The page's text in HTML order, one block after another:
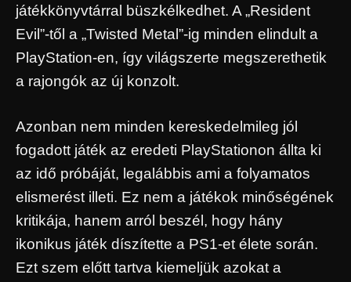
játékkönyvtárral büszkélkedhet. A „Resident
Evil”-től a „Twisted Metal”-ig minden elindult a
PlayStation-en, így világszerte megszerethetik
a rajongók az új konzolt.
Azonban nem minden kereskedelmileg jól
fogadott játék az eredeti PlayStationon állta ki
az idő próbáját, legalábbis ami a folyamatos
elismerést illeti. Ez nem a játékok minőségének
kritikája, hanem arról beszél, hogy hány
ikonikus játék díszítette a PS1-et élete során.
Ezt szem előtt tartva kiemeljük azokat a